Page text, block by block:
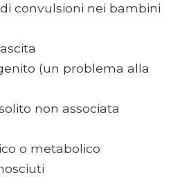
convulsioni nei bambini
(un problema alla
non associata
o metabolico